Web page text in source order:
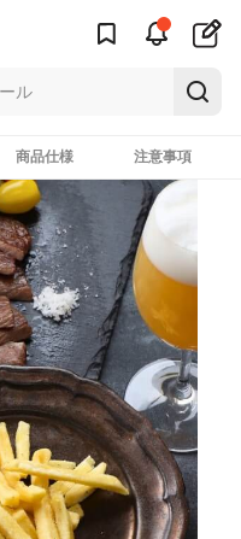
商品仕様 注意事項